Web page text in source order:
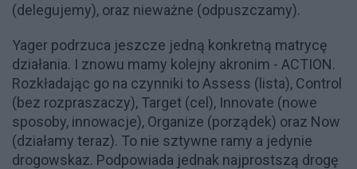
(delegujemy), oraz nieważne (odpuszczamy).
Yager podrzuca jeszcze jedną konkretną matrycę
działania. I znowu mamy kolejny akronim - ACTION.
Rozkładając go na czynniki to Assess (lista), Control
(bez rozpraszaczy), Target (cel), Innovate (nowe
sposoby, innowacje), Organize (porządek) oraz Now
(działamy teraz). To nie sztywne ramy a jedynie
drogowskaz. Podpowiada jednak najprostszą drogę